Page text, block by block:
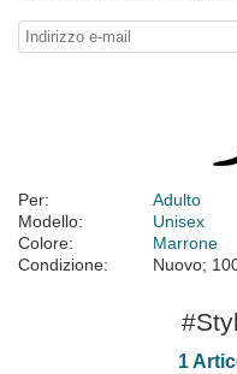
Per:
Adulto
Modello:
Unisex
Colore:
Marrone
Condizione:
Nuovo;
1